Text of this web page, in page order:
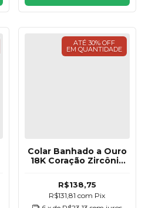
ATÉ 30% OFF
EM QUANTIDADE
Colar Banhado a Ouro
18K Coração Zircônia
R$138,75
R$131,81com Pix